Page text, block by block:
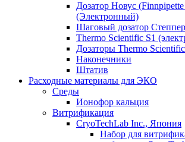
Дозатор Новус
(Электронный)
Шаговый дозатор Степпер
Thermo Scientific S1
Дозаторы Thermo
Наконечники
Штатив
Расходные материалы для ЭКО
Среды
Ионофор кальция
Витрификация
CryoTechLab Inc., Япония
Набор для